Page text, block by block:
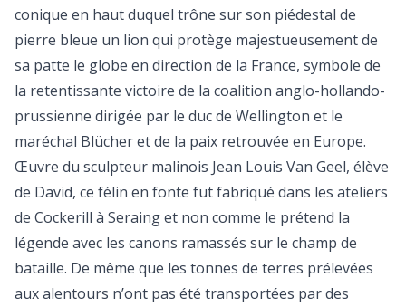
conique en haut duquel trône sur son piédestal de
pierre bleue un lion qui protège majestueusement de
sa patte le globe en direction de la France, symbole de
la retentissante victoire de la coalition anglo-hollando-
prussienne dirigée par le duc de Wellington et le
maréchal Blücher et de la paix retrouvée en Europe.
Œuvre du sculpteur malinois Jean Louis Van Geel, élève
de David, ce félin en fonte fut fabriqué dans les ateliers
de Cockerill à Seraing et non comme le prétend la
légende avec les canons ramassés sur le champ de
bataille. De même que les tonnes de terres prélevées
aux alentours n’ont pas été transportées par des